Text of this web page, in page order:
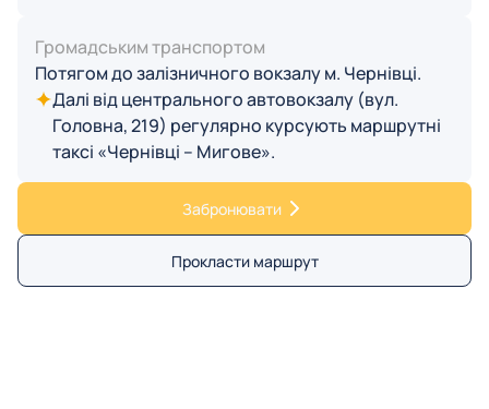
Громадським транспортом
Потягом до залізничного вокзалу м. Чернівці.
Далі від центрального автовокзалу (вул.
Головна, 219) регулярно курсують маршрутні
таксі «Чернівці – Мигове».
Забронювати
Прокласти маршрут